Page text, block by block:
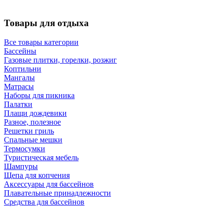
Товары для отдыха
Все товары категории
Бассейны
Газовые плитки, горелки, розжиг
Коптильни
Мангалы
Матрасы
Наборы для пикника
Палатки
Плащи дождевики
Разное, полезное
Решетки гриль
Спальные мешки
Термосумки
Туристическая мебель
Шампуры
Щепа для копчения
Аксессуары для бассейнов
Плавательные принадлежности
Средства для бассейнов